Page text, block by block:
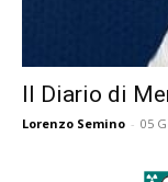
Il Diario di
Lorenzo Semino - 05